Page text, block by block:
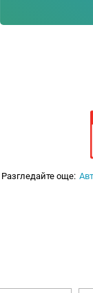
Разгледайте още: